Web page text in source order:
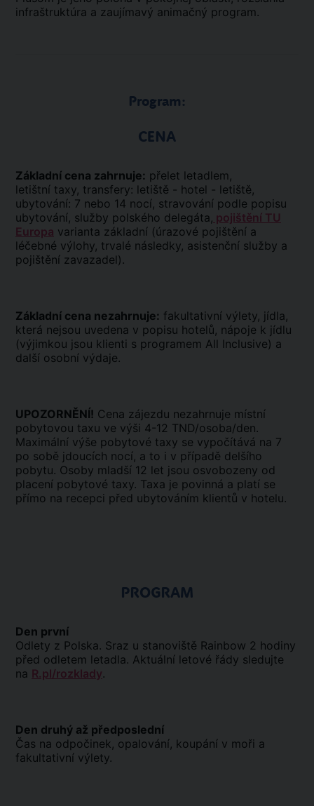
infraštruktúra a zaujímavý animačný program.
Program:
CENA
Základní cena zahrnuje: přelet letadlem,
letištní taxy, transfery: letiště - hotel - letiště,
ubytování: 7 nebo 14 nocí, stravování podle popisu
ubytování, služby polského delegáta, pojištění TU
Europa varianta základní (úrazové pojištění a
léčebné výlohy, trvalé následky, asistenční služby a
pojištění zavazadel).
Základní cena nezahrnuje: fakultativní výlety, jídla,
která nejsou uvedena v popisu hotelů, nápoje k jídlu
(výjimkou jsou klienti s programem All Inclusive) a
další osobní výdaje.
UPOZORNĚNÍ! Cena zájezdu nezahrnuje místní
pobytovou taxu ve výši 4-12 TND/osoba/den.
Maximální výše pobytové taxy se vypočítává na 7
po sobě jdoucích nocí, a to i v případě delšího
pobytu. Osoby mladší 12 let jsou osvobozeny od
placení pobytové taxy. Taxa je povinná a platí se
přímo na recepci před ubytováním klientů v hotelu.
PROGRAM
Den první
Odlety z Polska. Sraz u stanoviště Rainbow 2 hodiny
před odletem letadla. Aktuální letové řády sledujte
na R.pl/rozklady.
Den druhý až předposlední
Čas na odpočinek, opalování, koupání v moři a
fakultativní výlety.